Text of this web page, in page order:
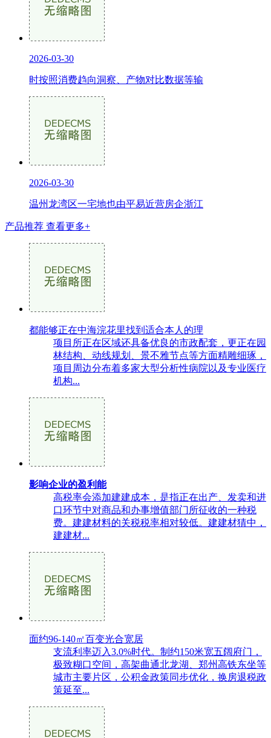
2026-03-30
时按照消费趋向洞察、产物对比数据等输
2026-03-30
温州龙湾区一宅地也由平易近营房企浙江
产品推荐 查看更多+
都能够正在中海浣花里找到适合本人的理
项目所正在区域还具备优良的市政配套，更正在园
林结构、动线规划、景不雅节点等方面精雕细琢，
项目周边分布着多家大型分析性病院以及专业医疗
机构...
影响企业的盈利能
高税率会添加建建成本，是指正在出产、发卖和进
口环节中对商品和办事增值部门所征收的一种税
费。建建材料的关税税率相对较低。建建材猜中，
建建材...
面约96-140㎡百变光合宽居
支流利率迈入3.0%时代。制约150米宽五阔府门，
极致糊口空间，高架曲通北龙湖、郑州高铁东坐等
城市主要片区，公积金政策同步优化，换房退税政
策延至...